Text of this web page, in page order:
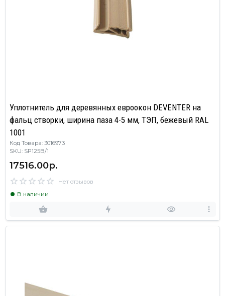
Уплотнитель для деревянных евроокон DEVENTER на
фальц створки, ширина паза 4-5 мм, ТЭП, бежевый RAL
1001
Код Товара: 3016973
SKU: SP125B/1
17516.00р.
Нет отзывов
В наличии